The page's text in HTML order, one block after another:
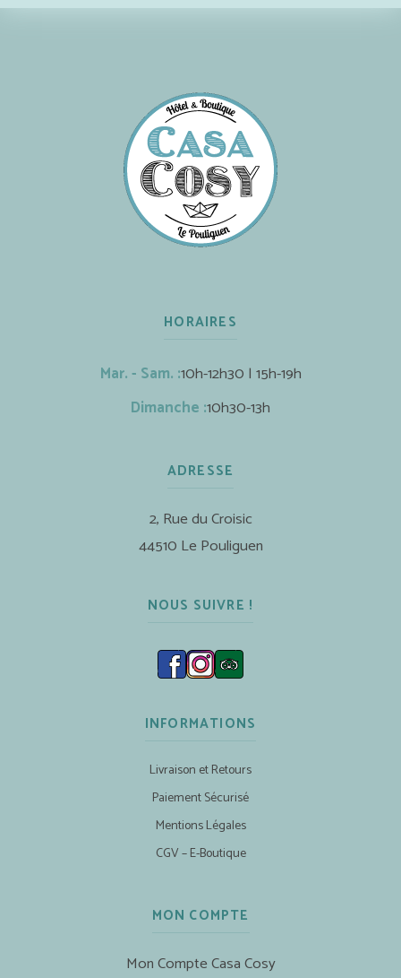
HORAIRES
Mar. - Sam. :10h-12h30 | 15h-19h
Dimanche :10h30-13h
ADRESSE
2, Rue du Croisic
44510 Le Pouliguen
NOUS SUIVRE !
INFORMATIONS
Livraison et Retours
Paiement Sécurisé
Mentions Légales
CGV – E-Boutique
MON COMPTE
Mon Compte Casa Cosy